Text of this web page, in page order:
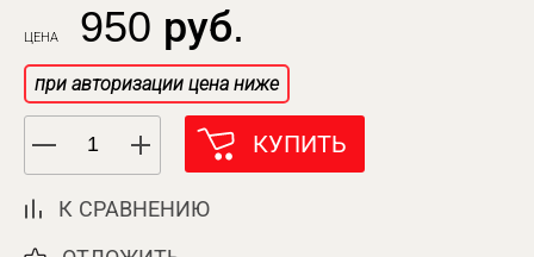
ЦЕНА 950 руб.
при авторизации цена ниже
КУПИТЬ
К СРАВНЕНИЮ